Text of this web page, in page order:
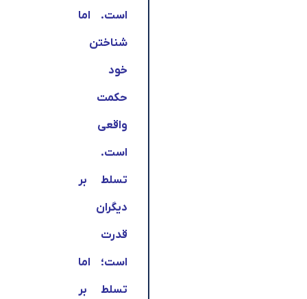
است. اما
شناختن
خود
حکمت
واقعی
است.
تسلط بر
دیگران
قدرت
است؛ اما
تسلط بر